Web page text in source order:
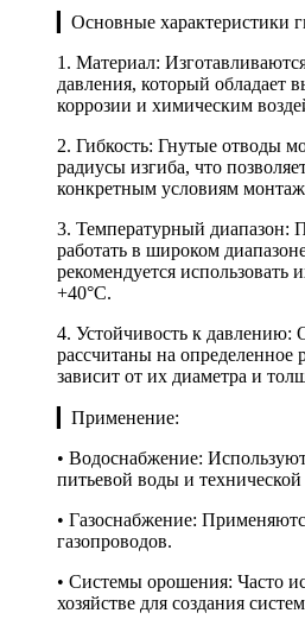
▎Основные характеристики
1. Материал:
давления, который обладает
коррозии и химическим
2. Гибкость: Гнутые отводы
радиусы изгиба, что
конкретным условиям
3. Температурный диапазон:
работать в широком
рекомендуется использовать
+40°C.
4. Устойчивость к
рассчитаны на определенное
зависит от их диаметра и
▎Применение:
• Водоснабжение:
питьевой воды и
• Газоснабжение:
газопроводов.
• Системы орошения: Часто
хозяйстве для создания